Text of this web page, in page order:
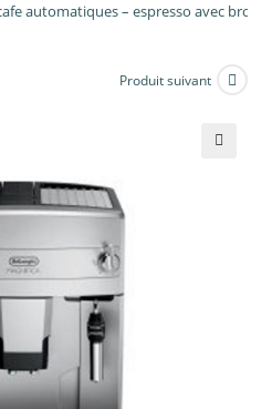
automatiques – espresso avec
Produit suivant